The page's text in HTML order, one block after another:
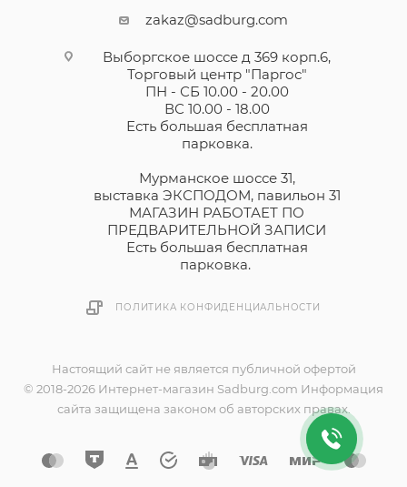
zakaz@sadburg.com
Выборгское шоссе д 369 корп.6,
Торговый центр "Паргос"
ПН - СБ 10.00 - 20.00
ВС 10.00 - 18.00
Есть большая бесплатная
парковка.
Мурманское шоссе 31,
выставка ЭКСПОДОМ, павильон 31
МАГАЗИН РАБОТАЕТ ПО
ПРЕДВАРИТЕЛЬНОЙ ЗАПИСИ
Есть большая бесплатная
парковка.
ПОЛИТИКА КОНФИДЕНЦИАЛЬНОСТИ
Настоящий сайт не является публичной офертой
© 2018-2026 Интернет-магазин Sadburg.com Информация
сайта защищена законом об авторских правах.